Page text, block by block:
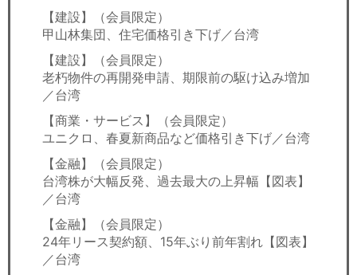
【建設】（会員限定）
甲山林集団、住宅価格引き下げ／台湾
【建設】（会員限定）
老朽物件の再開発申請、期限前の駆け込み増加
／台湾
【商業・サービス】（会員限定）
ユニクロ、春夏新商品など価格引き下げ／台湾
【金融】（会員限定）
台湾株が大幅反発、過去最大の上昇幅【図表】
／台湾
【金融】（会員限定）
24年リース契約額、15年ぶり前年割れ【図表】
／台湾